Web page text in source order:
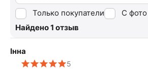
Только покупатели
С фото
Найдено 1 отзыв
Інна
5